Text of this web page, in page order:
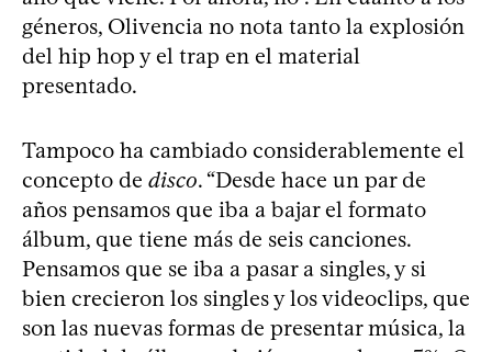
géneros, Olivencia no nota tanto la explosión
del hip hop y el trap en el material
presentado.
Tampoco ha cambiado considerablemente el
concepto de disco. “Desde hace un par de
años pensamos que iba a bajar el formato
álbum, que tiene más de seis canciones.
Pensamos que se iba a pasar a singles, y si
bien crecieron los singles y los videoclips, que
son las nuevas formas de presentar música, la